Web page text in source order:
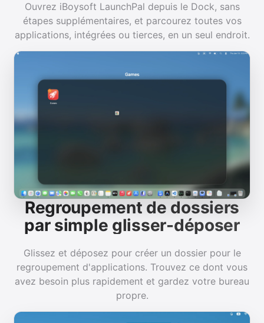
Ouvrez iBoysoft LaunchPal depuis le Dock, sans
étapes supplémentaires, et parcourez toutes vos
applications, intégrées ou tierces, en un seul endroit.
Regroupement de dossiers
par simple glisser-déposer
Glissez et déposez pour créer un dossier pour le
regroupement d'applications. Trouvez ce dont vous
avez besoin plus rapidement et gardez votre bureau
propre.